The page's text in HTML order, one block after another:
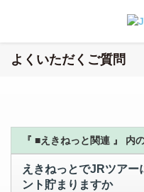
よくいただくご質問
『 ■えきねっと関連 』 内
えきねっとでJRツアー
ント貯まりますか